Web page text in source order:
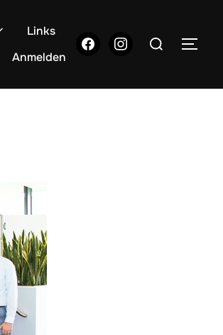
Links
Anmelden
facebookinstagramSuchen